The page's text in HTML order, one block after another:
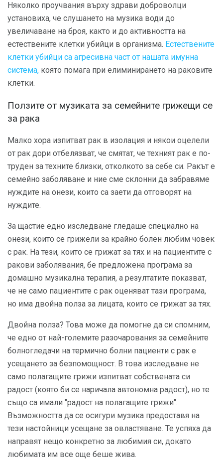
Няколко проучвания върху здрави доброволци
установиха, че слушането на музика води до
увеличаване на броя, както и до активността на
естествените клетки убийци в организма. Естествените
клетки убийци са агресивна част от нашата имунна
система, която помага при елиминирането на раковите
клетки.
Ползите от музиката за семейните грижещи се
за рака
Малко хора изпитват рак в изолация и някои оцелели
от рак дори отбелязват, че смятат, че техният рак е по-
труден за техните близки, отколкото за себе си. Ракът е
семейно заболяване и ние сме склонни да забравяме
нуждите на онези, които са заети да отговорят на
нуждите.
За щастие едно изследване гледаше специално на
онези, които се грижели за крайно болен любим човек
с рак. На тези, които се грижат за тях и на пациентите с
ракови заболявания, бе предложена програма за
домашно музикална терапия, а резултатите показват,
че не само пациентите с рак оценяват тази програма,
но има двойна полза за лицата, които се грижат за тях.
Двойна полза? Това може да помогне да си спомним,
че едно от най-големите разочарования за семейните
болногледачи на термично болни пациенти с рак е
усещането за безпомощност. В това изследване не
само полагащите грижи изпитват собствената си
радост (която би се наричала автономна радост), но те
също са имали "радост на полагащите грижи".
Възможността да се осигури музика предоставя на
тези настойници усещане за овластяване. Те успяха да
направят нещо конкретно за любимия си, докато
любимата им все още беше жива.